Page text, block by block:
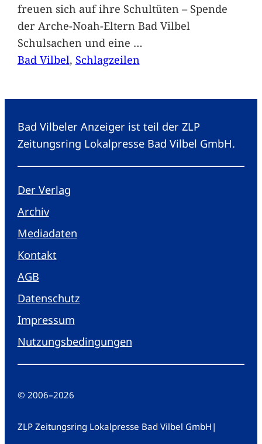
freuen sich auf ihre Schultüten – Spende
der Arche-Noah-Eltern Bad Vilbel
Schulsachen und eine …
Bad Vilbel, Schlagzeilen
Bad Vilbeler Anzeiger ist teil der ZLP
Zeitungsring Lokalpresse Bad Vilbel GmbH.
Der Verlag
Archiv
Mediadaten
Kontakt
AGB
Datenschutz
Impressum
Nutzungsbedingungen
© 2006–2026
ZLP Zeitungsring Lokalpresse Bad Vilbel GmbH |